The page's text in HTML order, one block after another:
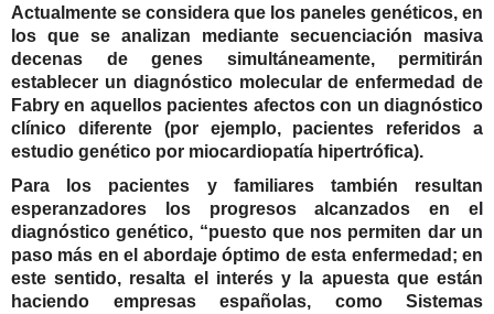
Actualmente se considera que los paneles genéticos, en
los que se analizan mediante secuenciación masiva
decenas de genes simultáneamente, permitirán
establecer un diagnóstico molecular de enfermedad de
Fabry en aquellos pacientes afectos con un diagnóstico
clínico diferente (por ejemplo, pacientes referidos a
estudio genético por miocardiopatía hipertrófica).
Para los pacientes y familiares también resultan
esperanzadores los progresos alcanzados en el
diagnóstico genético, “puesto que nos permiten dar un
paso más en el abordaje óptimo de esta enfermedad; en
este sentido, resalta el interés y la apuesta que están
haciendo empresas españolas, como Sistemas